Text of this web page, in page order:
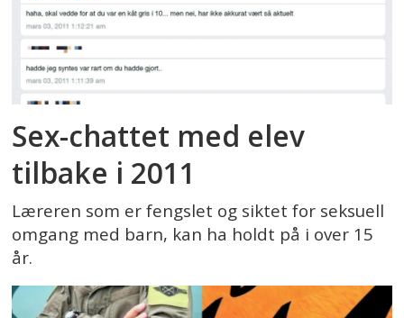
Sex-chattet med elev
tilbake i 2011
Læreren som er fengslet og siktet for seksuell
omgang med barn, kan ha holdt på i over 15
år.